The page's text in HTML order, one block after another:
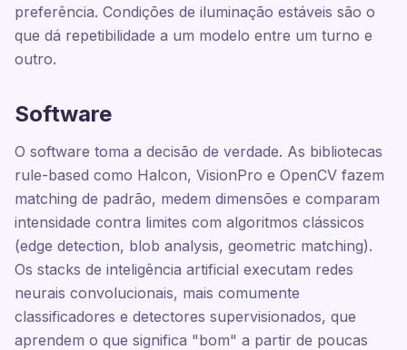
preferência. Condições de iluminação estáveis são o
que dá repetibilidade a um modelo entre um turno e
outro.
Software
O software toma a decisão de verdade. As bibliotecas
rule-based como Halcon, VisionPro e OpenCV fazem
matching de padrão, medem dimensões e comparam
intensidade contra limites com algoritmos clássicos
(edge detection, blob analysis, geometric matching).
Os stacks de inteligência artificial executam redes
neurais convolucionais, mais comumente
classificadores e detectores supervisionados, que
aprendem o que significa "bom" a partir de poucas